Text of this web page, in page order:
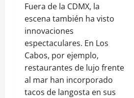
Fuera de la CDMX, la
escena también ha visto
innovaciones
espectaculares. En Los
Cabos, por ejemplo,
restaurantes de lujo frente
al mar han incorporado
tacos de langosta en sus